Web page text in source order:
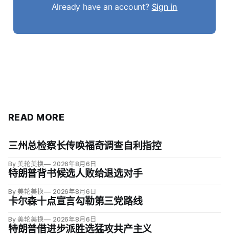
Already have an account? Sign in
READ MORE
三州总检察长传唤福奇调查自利指控
By 美轮美换 2026年8月6日
特朗普背书候选人败给退选对手
By 美轮美换 2026年8月6日
卡尔森十点宣言勾勒第三党路线
By 美轮美换 2026年8月6日
特朗普借进步派胜选猛攻共产主义